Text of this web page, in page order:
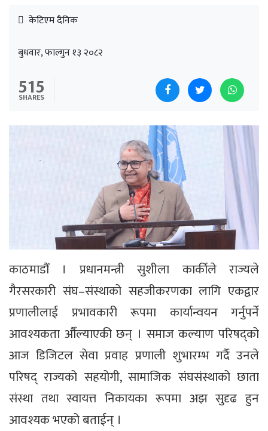
केटिएम दैनिक
बुधवार, फाल्गुन १३ २०८२
515
SHARES
काठमाडौँ । प्रधानमन्त्री सुशीला कार्कीले राज्यले
गैरसरकारी संघ–संस्थाको सहजीकरणका लागि एकद्वार
प्रणालीलाई प्रभावकारी रूपमा कार्यान्वयन गर्नुपर्ने
आवश्यकता औँल्याएकी छन् । समाज कल्याण परिषद्को
आज डिजिटल सेवा प्रवाह प्रणाली शुभारम्भ गर्दै उनले
परिषद् राज्यको सहयोगी, सामाजिक संघसंस्थाको छाता
संस्था तथा स्वायत्त निकायका रूपमा अझ सुदृढ हुन
आवश्यक भएको बताईन् ।